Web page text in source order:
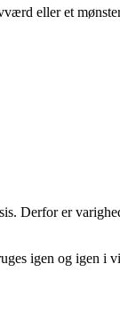
eller et
Derfor er
igen og igen i